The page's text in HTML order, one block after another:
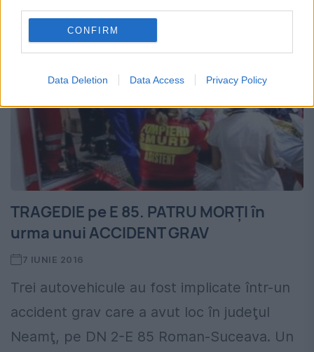
CONFIRM
Data Deletion Data Access Privacy Policy
TRAGEDIE pe E 85. PATRU MORŢI în
urma unui ACCIDENT GRAV
7 IUNIE 2016
Trei autovehicule au fost implicate într-un
accident grav care a avut loc în judeţul
Neamţ, pe DN 2-E 85 Roman-Suceava. Un